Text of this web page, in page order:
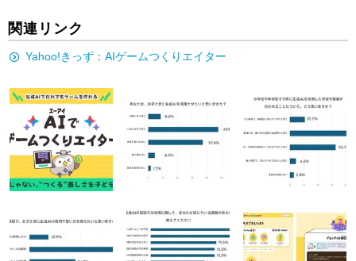
関連リンク
Yahoo!きっず：AIゲームつくりエイター